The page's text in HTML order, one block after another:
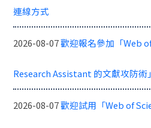
連線方式
2026-08-07歡迎報名參加「Web
Research Assistant 的文獻攻防術
2026-08-07歡迎試用「Web of